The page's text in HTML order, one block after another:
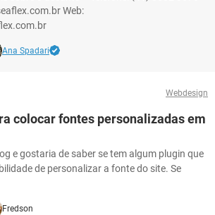
Web:
Ana Spadari
Webdesign
colocar fontes personalizadas em
e gostaria de saber se tem algum plugin que
de personalizar a fonte do site. Se
Fredson